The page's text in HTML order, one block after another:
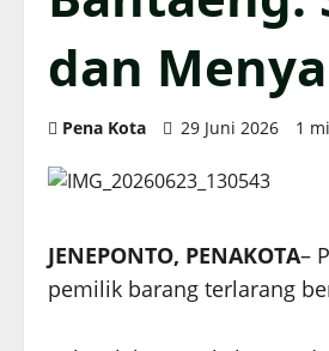
dan
Pena Kota 29 Juni 2026 1
JENEPONTO, PENAKOTA–
pemilik barang terlarang